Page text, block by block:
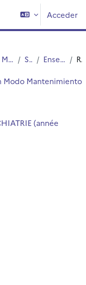
Acceder
MED3-Archives Semestre 2 Enseignements Intégrés Resumen
Modo Mantenimiento
(année